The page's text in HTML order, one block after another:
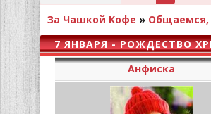
За Чашкой Кофе » Общаемся,
7 ЯНВАРЯ - РОЖДЕСТВО
Анфиска